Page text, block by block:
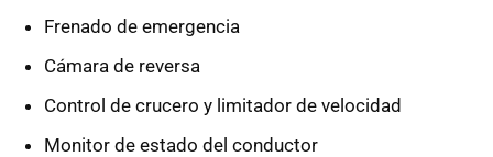
Frenado de emergencia
Cámara de reversa
Control de crucero y limitador de velocidad
Monitor de estado del conductor